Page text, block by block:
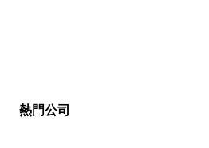
熱門公司